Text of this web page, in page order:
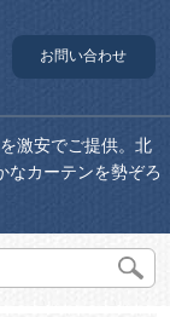
お問い合わせ
激安でご提供。北
なカーテンを勢ぞろ